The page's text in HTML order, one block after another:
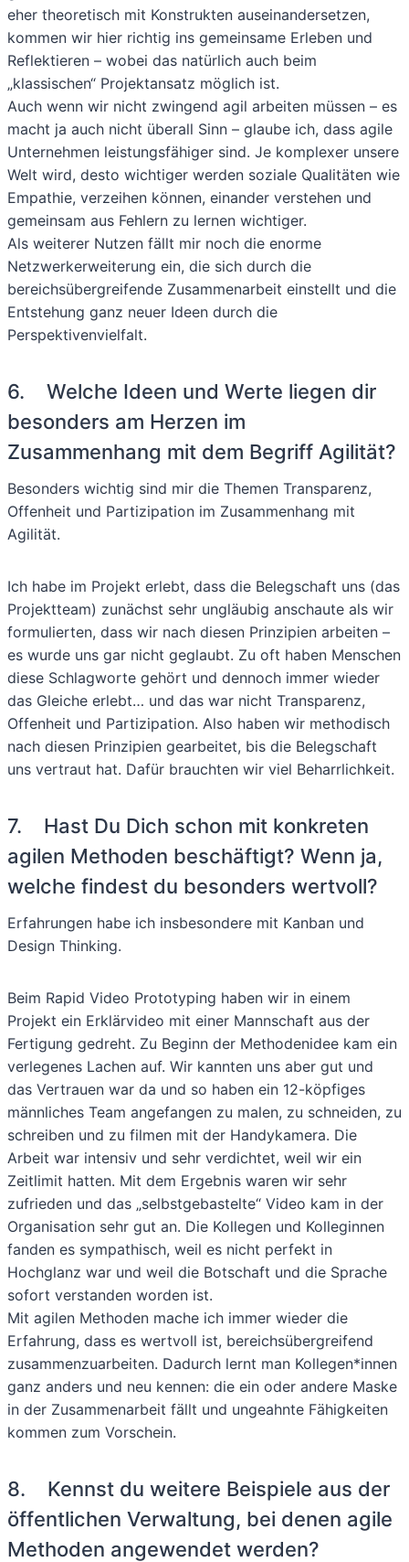
eher theoretisch mit Konstrukten auseinandersetzen,
kommen wir hier richtig ins gemeinsame Erleben und
Reflektieren – wobei das natürlich auch beim
„klassischen“ Projektansatz möglich ist.
Auch wenn wir nicht zwingend agil arbeiten müssen – es
macht ja auch nicht überall Sinn – glaube ich, dass agile
Unternehmen leistungsfähiger sind. Je komplexer unsere
Welt wird, desto wichtiger werden soziale Qualitäten wie
Empathie, verzeihen können, einander verstehen und
gemeinsam aus Fehlern zu lernen wichtiger.
Als weiterer Nutzen fällt mir noch die enorme
Netzwerkerweiterung ein, die sich durch die
bereichsübergreifende Zusammenarbeit einstellt und die
Entstehung ganz neuer Ideen durch die
Perspektivenvielfalt.
6. Welche Ideen und Werte liegen dir
besonders am Herzen im
Zusammenhang mit dem Begriff Agilität?
Besonders wichtig sind mir die Themen Transparenz,
Offenheit und Partizipation im Zusammenhang mit
Agilität.
Ich habe im Projekt erlebt, dass die Belegschaft uns (das
Projektteam) zunächst sehr ungläubig anschaute als wir
formulierten, dass wir nach diesen Prinzipien arbeiten –
es wurde uns gar nicht geglaubt. Zu oft haben Menschen
diese Schlagworte gehört und dennoch immer wieder
das Gleiche erlebt… und das war nicht Transparenz,
Offenheit und Partizipation. Also haben wir methodisch
nach diesen Prinzipien gearbeitet, bis die Belegschaft
uns vertraut hat. Dafür brauchten wir viel Beharrlichkeit.
7. Hast Du Dich schon mit konkreten
agilen Methoden beschäftigt? Wenn ja,
welche findest du besonders wertvoll?
Erfahrungen habe ich insbesondere mit Kanban und
Design Thinking.
Beim Rapid Video Prototyping haben wir in einem
Projekt ein Erklärvideo mit einer Mannschaft aus der
Fertigung gedreht. Zu Beginn der Methodenidee kam ein
verlegenes Lachen auf. Wir kannten uns aber gut und
das Vertrauen war da und so haben ein 12-köpfiges
männliches Team angefangen zu malen, zu schneiden, zu
schreiben und zu filmen mit der Handykamera. Die
Arbeit war intensiv und sehr verdichtet, weil wir ein
Zeitlimit hatten. Mit dem Ergebnis waren wir sehr
zufrieden und das „selbstgebastelte“ Video kam in der
Organisation sehr gut an. Die Kollegen und Kolleginnen
fanden es sympathisch, weil es nicht perfekt in
Hochglanz war und weil die Botschaft und die Sprache
sofort verstanden worden ist.
Mit agilen Methoden mache ich immer wieder die
Erfahrung, dass es wertvoll ist, bereichsübergreifend
zusammenzuarbeiten. Dadurch lernt man Kollegen*innen
ganz anders und neu kennen: die ein oder andere Maske
in der Zusammenarbeit fällt und ungeahnte Fähigkeiten
kommen zum Vorschein.
8. Kennst du weitere Beispiele aus der
öffentlichen Verwaltung, bei denen agile
Methoden angewendet werden?